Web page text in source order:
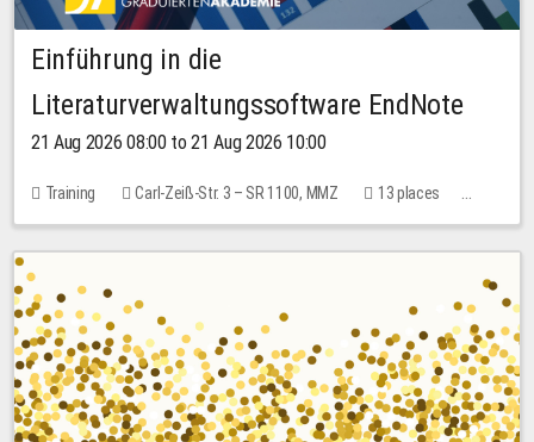
Einführung in die
Literaturverwaltungssoftware EndNote
21 Aug 2026 08:00 to 21 Aug 2026 10:00
Training Carl-Zeiß-Str. 3 – SR 1100, MMZ
13 places
10.00 EUR